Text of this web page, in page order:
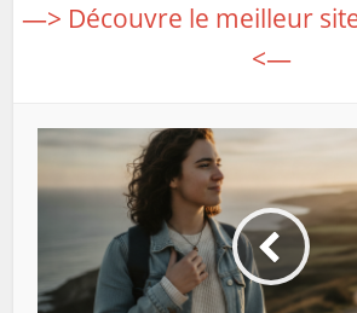
—> Découvre le meilleur
<—